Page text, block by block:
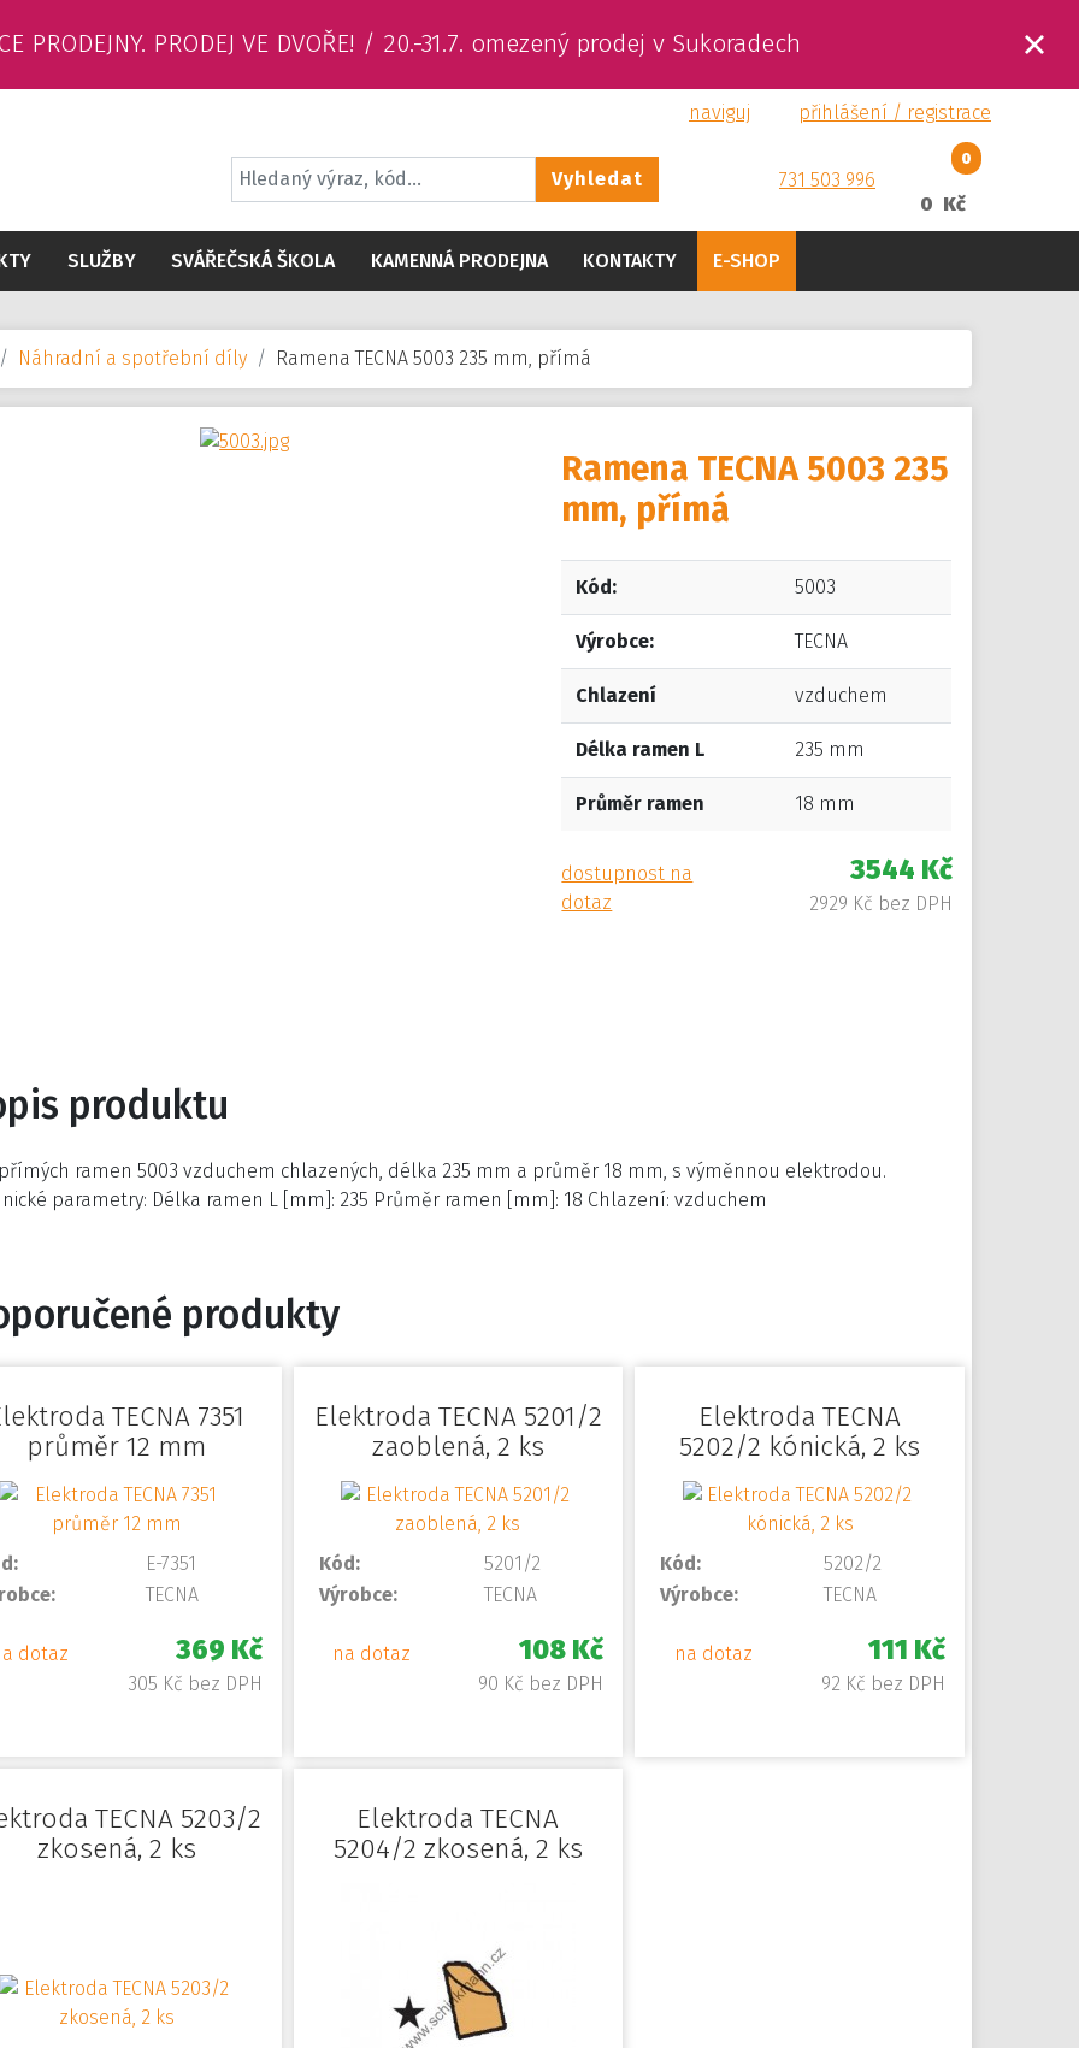
PRODEJNY. PRODEJ VE DVOŘE! / 20.-31.7. omezený prodej v Sukoradech
přihlášení / registrace
naviguj
0
0 Kč
731 503 996
Vyhledat
SLUŽBY SVÁŘEČSKÁ ŠKOLA KAMENNÁ PRODEJNA KONTAKTY E-SHOP
Náhradní a spotřební díly Ramena TECNA 5003 235 mm, přímá
Ramena TECNA 5003 235
mm, přímá
Kód: 5003
Výrobce: TECNA
Chlazení vzduchem
Délka ramen L 235 mm
Průměr ramen 18 mm
dostupnost na
dotaz
3544 Kč
2929 Kč bez DPH
produktu
ramen 5003 vzduchem chlazených, délka 235 mm a průměr 18 mm, s výměnnou elektrodou.
parametry: Délka ramen L [mm]: 235 Průměr ramen [mm]: 18 Chlazení: vzduchem
produkty
TECNA 7351
průměr 12 mm
E-7351
TECNA
dotaz 369 Kč
305 Kč bez DPH
Elektroda TECNA 5201/2
zaoblená, 2 ks
Kód:
5201/2
Výrobce:
TECNA
na dotaz 108 Kč
90 Kč bez DPH
Elektroda TECNA
5202/2 kónická, 2 ks
Kód:
5202/2
Výrobce:
TECNA
na dotaz 111 Kč
92 Kč bez DPH
TECNA 5203/2
zkosená, 2 ks
Elektroda TECNA
5204/2 zkosená, 2 ks